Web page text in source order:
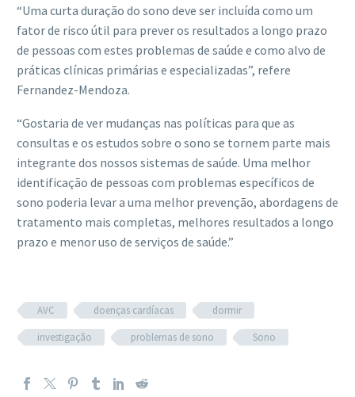
“Uma curta duração do sono deve ser incluída como um
fator de risco útil para prever os resultados a longo prazo
de pessoas com estes problemas de saúde e como alvo de
práticas clínicas primárias e especializadas”, refere
Fernandez-Mendoza.
“Gostaria de ver mudanças nas políticas para que as
consultas e os estudos sobre o sono se tornem parte mais
integrante dos nossos sistemas de saúde. Uma melhor
identificação de pessoas com problemas específicos de
sono poderia levar a uma melhor prevenção, abordagens de
tratamento mais completas, melhores resultados a longo
prazo e menor uso de serviços de saúde.”
AVC doenças cardíacas
dormir
investigação
problemas de sono Sono